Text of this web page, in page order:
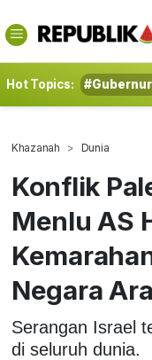
Hot Topics:
Khazanah Dunia
Konflik
Menlu AS
Negara
Serangan Israel
di seluruh dunia.